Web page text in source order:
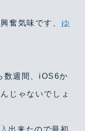
奮気味です、 ゆ
数週間、iOS6か
じゃないでしょ
出来たので最初